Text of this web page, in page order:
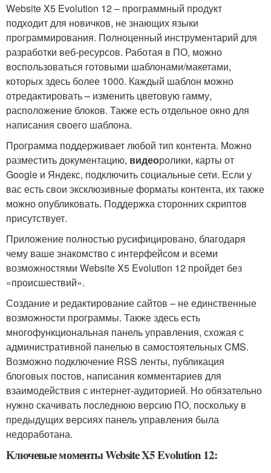
Website X5 Evolution 12 – программный продукт
подходит для новичков, не знающих языки
программирования. Полноценный инструментарий для
разработки веб-ресурсов. Работая в ПО, можно
воспользоваться готовыми шаблонами/макетами,
которых здесь более 1000. Каждый шаблон можно
отредактировать – изменить цветовую гамму,
расположение блоков. Также есть отдельное окно для
написания своего шаблона.
Программа поддерживает любой тип контента. Можно
разместить документацию, видеоролики, карты от
Google и Яндекс, подключить социальные сети. Если у
вас есть свои эксклюзивные форматы контента, их также
можно опубликовать. Поддержка сторонних скриптов
присутствует.
Приложение полностью русифицировано, благодаря
чему ваше знакомство с интерфейсом и всеми
возможностями Website X5 Evolution 12 пройдет без
«происшествий».
Создание и редактирование сайтов – не единственные
возможности программы. Также здесь есть
многофункциональная панель управления, схожая с
административной панелью в самостоятельных CMS.
Возможно подключение RSS ленты, публикация
блоговых постов, написания комментариев для
взаимодействия с интернет-аудиторией. Но обязательно
нужно скачивать последнюю версию ПО, поскольку в
предыдущих версиях панель управления была
недоработана.
Ключевые моменты Website X5 Evolution 12: